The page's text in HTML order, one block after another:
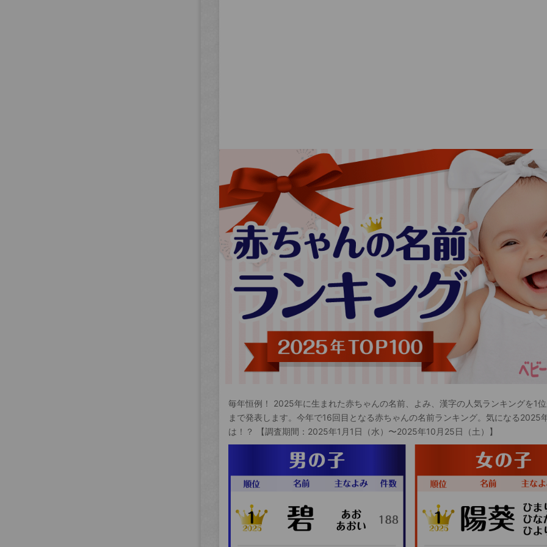
毎年恒例！ 2025年に生まれた赤ちゃんの名前、よみ、漢字の人気ランキングを1
まで発表します。今年で16回目となる赤ちゃんの名前ランキング。気になる2025
は！？ 【調査期間：2025年1月1日（水）〜2025年10月25日（土）】